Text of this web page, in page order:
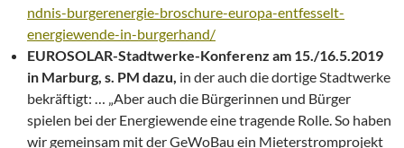
ndnis-burgerenergie-broschure-europa-entfesselt-
energiewende-in-burgerhand/
EUROSOLAR-Stadtwerke-Konferenz am 15./16.5.2019
in Marburg, s. PM dazu, in der auch die dortige Stadtwerke
bekräftigt: … „Aber auch die Bürgerinnen und Bürger
spielen bei der Energiewende eine tragende Rolle. So haben
wir gemeinsam mit der GeWoBau ein Mieterstromprojekt